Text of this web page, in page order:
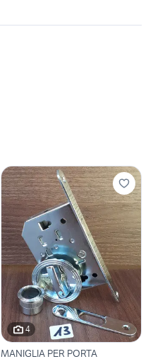
4
MANIGLIA PER PORTA